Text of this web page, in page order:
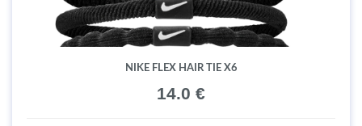
NIKE FLEX HAIR TIE X6
14.0 €